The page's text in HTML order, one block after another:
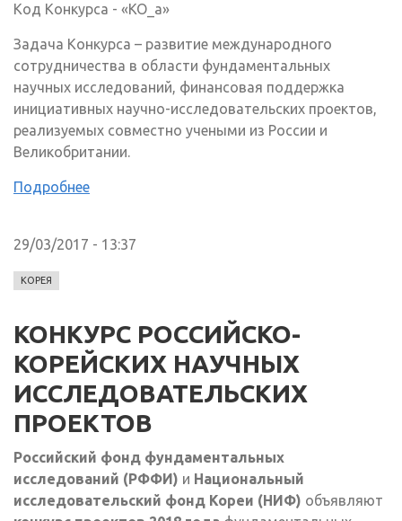
Код Конкурса - «КО_а»
Задача Конкурса – развитие международного
сотрудничества в области фундаментальных
научных исследований, финансовая поддержка
инициативных научно-исследовательских проектов,
реализуемых совместно учеными из России и
Великобритании.
Подробнее
29/03/2017 - 13:37
КОРЕЯ
КОНКУРС РОССИЙСКО-
КОРЕЙСКИХ НАУЧНЫХ
ИССЛЕДОВАТЕЛЬСКИХ
ПРОЕКТОВ
Российский фонд фундаментальных
исследований (РФФИ) и Национальный
исследовательский фонд Кореи (НИФ) объявляют